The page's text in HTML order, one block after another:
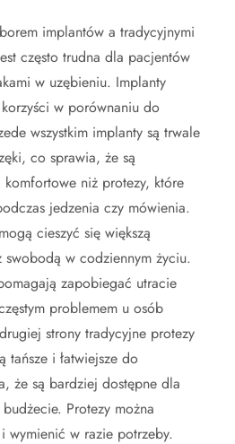
implantów a tradycyjnymi
często trudna dla pacjentów
w uzębieniu. Implanty
w porównaniu do
wszystkim implanty są trwale
co sprawia, że są
niż protezy, które
jedzenia czy mówienia.
cieszyć się większą
swobodą w codziennym życiu.
zapobiegać utracie
problemem u osób
strony tradycyjne protezy
tańsze i łatwiejsze do
że są bardziej dostępne dla
Protezy można
wymienić w razie potrzeby.